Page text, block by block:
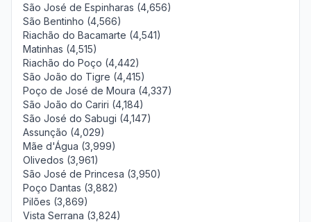
São José de Espinharas (4,656)
São Bentinho (4,566)
Riachão do Bacamarte (4,541)
Matinhas (4,515)
Riachão do Poço (4,442)
São João do Tigre (4,415)
Poço de José de Moura (4,337)
São João do Cariri (4,184)
São José do Sabugi (4,147)
Assunção (4,029)
Mãe d'Água (3,999)
Olivedos (3,961)
São José de Princesa (3,950)
Poço Dantas (3,882)
Pilões (3,869)
Vista Serrana (3,824)